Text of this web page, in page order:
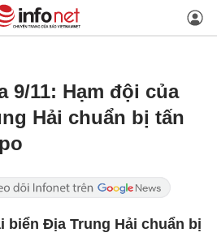
9/11: Hạm đội của
Hải chuẩn bị tấn
biển Địa Trung Hải chuẩn bị